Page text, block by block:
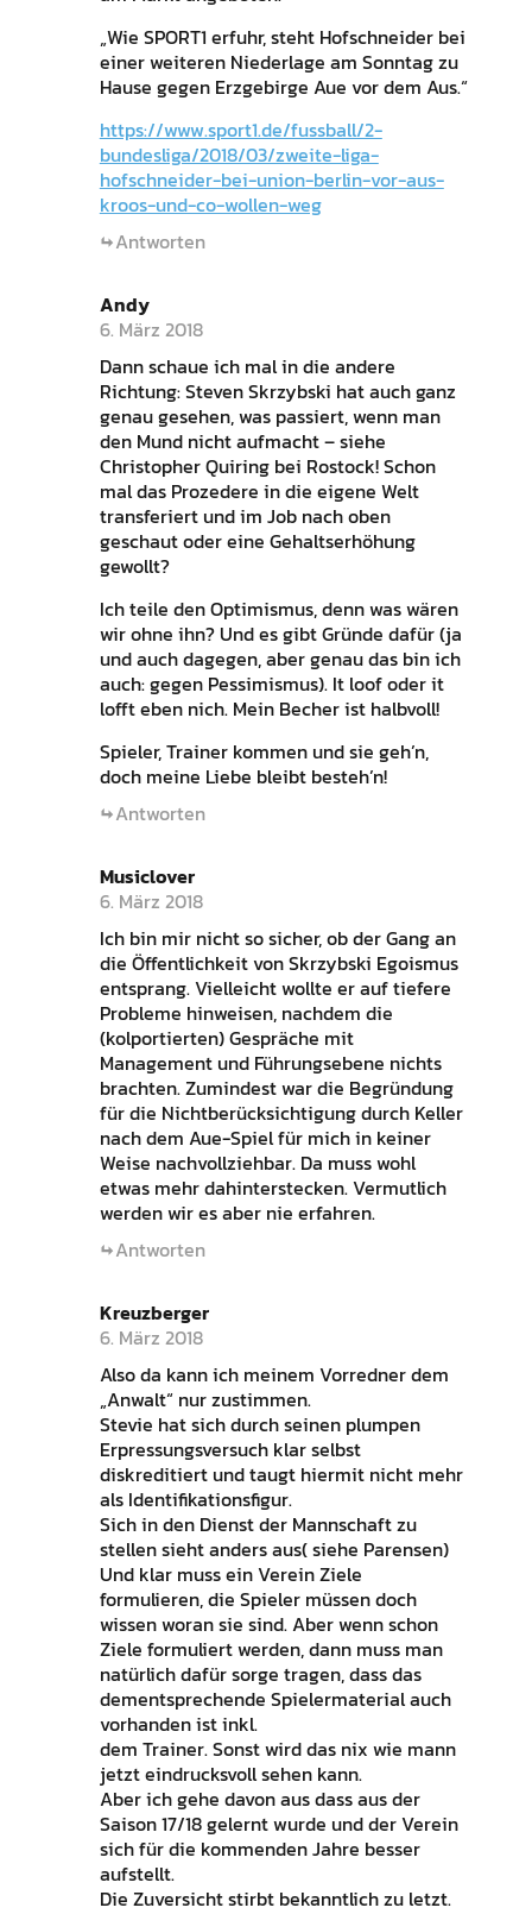
„Wie SPORT1 erfuhr, steht Hofschneider bei
einer weiteren Niederlage am Sonntag zu
Hause gegen Erzgebirge Aue vor dem Aus.“
https://www.sport1.de/fussball/2-
bundesliga/2018/03/zweite-liga-
hofschneider-bei-union-berlin-vor-aus-
kroos-und-co-wollen-weg
Antworten
Andy
6. März 2018
Dann schaue ich mal in die andere
Richtung: Steven Skrzybski hat auch ganz
genau gesehen, was passiert, wenn man
den Mund nicht aufmacht – siehe
Christopher Quiring bei Rostock! Schon
mal das Prozedere in die eigene Welt
transferiert und im Job nach oben
geschaut oder eine Gehaltserhöhung
gewollt?
Ich teile den Optimismus, denn was wären
wir ohne ihn? Und es gibt Gründe dafür (ja
und auch dagegen, aber genau das bin ich
auch: gegen Pessimismus). It loof oder it
lofft eben nich. Mein Becher ist halbvoll!
Spieler, Trainer kommen und sie geh’n,
doch meine Liebe bleibt besteh’n!
Antworten
Musiclover
6. März 2018
Ich bin mir nicht so sicher, ob der Gang an
die Öffentlichkeit von Skrzybski Egoismus
entsprang. Vielleicht wollte er auf tiefere
Probleme hinweisen, nachdem die
(kolportierten) Gespräche mit
Management und Führungsebene nichts
brachten. Zumindest war die Begründung
für die Nichtberücksichtigung durch Keller
nach dem Aue-Spiel für mich in keiner
Weise nachvollziehbar. Da muss wohl
etwas mehr dahinterstecken. Vermutlich
werden wir es aber nie erfahren.
Antworten
Kreuzberger
6. März 2018
Also da kann ich meinem Vorredner dem
„Anwalt“ nur zustimmen.
Stevie hat sich durch seinen plumpen
Erpressungsversuch klar selbst
diskreditiert und taugt hiermit nicht mehr
als Identifikationsfigur.
Sich in den Dienst der Mannschaft zu
stellen sieht anders aus( siehe Parensen)
Und klar muss ein Verein Ziele
formulieren, die Spieler müssen doch
wissen woran sie sind. Aber wenn schon
Ziele formuliert werden, dann muss man
natürlich dafür sorge tragen, dass das
dementsprechende Spielermaterial auch
vorhanden ist inkl.
dem Trainer. Sonst wird das nix wie mann
jetzt eindrucksvoll sehen kann.
Aber ich gehe davon aus dass aus der
Saison 17/18 gelernt wurde und der Verein
sich für die kommenden Jahre besser
aufstellt.
Die Zuversicht stirbt bekanntlich zu letzt.